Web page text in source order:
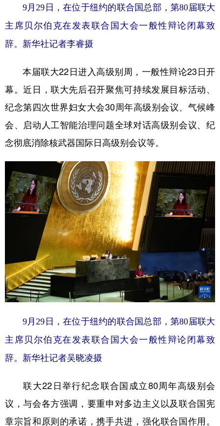
9月29日，在位于纽约的联合国总部，第80届联大
主席贝尔伯克在发表联合国大会一般性辩论闭幕致
辞。 新华社记者李睿摄
本届联大22日进入高级别周，一般性辩论23日开
幕。近日，联大先后召开聚焦可持续发展目标活动、
纪念第四次世界妇女大会30周年高级别会议、气候峰
会、启动人工智能治理问题全球对话高级别会议、纪
念彻底消除核武器国际日高级别会议等。
9月29日，在位于纽约的联合国总部，第80届联大
主席贝尔伯克在发表联合国大会一般性辩论闭幕致
辞。 新华社记者吴晓凌摄
联大22日举行纪念联合国成立80周年高级别会
议，与会各方强调，要重申对多边主义以及联合国宪
章宗旨和原则的承诺，携手共进，强化联合国作用。